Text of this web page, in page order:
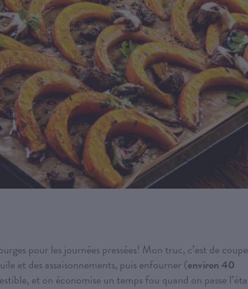
pour les journées pressées! Mon truc, c’est de
et des assaisonnements, puis enfourner (environ 40
et on économise un temps fou quand on passe